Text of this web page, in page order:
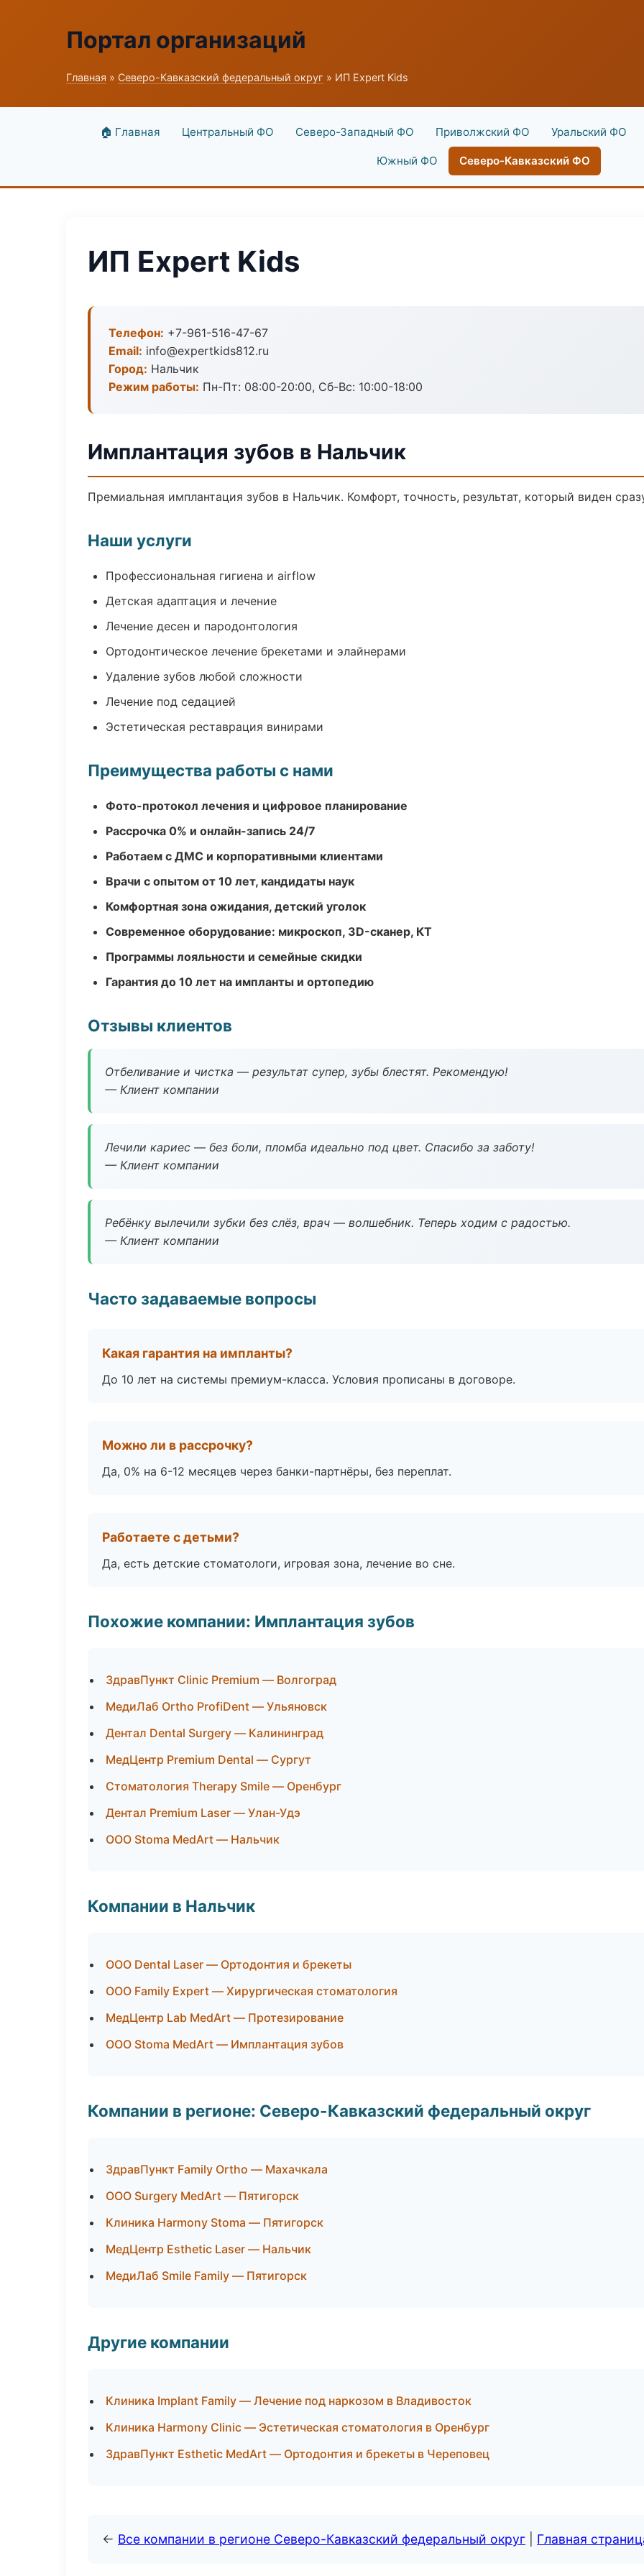
Портал организаций
Главная » Северо-Кавказский федеральный округ » ИП Expert Kids
🏠 Главная Центральный ФО Северо-Западный ФО Приволжский ФО Уральский ФО
Южный ФО Северо-Кавказский ФО
ИП Expert Kids
Телефон: +7-961-516-47-67
Email: info@expertkids812.ru
Город: Нальчик
Режим работы: Пн-Пт: 08:00-20:00, Сб-Вс: 10:00-18:00
Имплантация зубов в Нальчик
Премиальная имплантация зубов в Нальчик. Комфорт, точность, результат, который виден
Наши услуги
Профессиональная гигиена и airflow
Детская адаптация и лечение
Лечение десен и пародонтология
Ортодонтическое лечение брекетами и элайнерами
Удаление зубов любой сложности
Лечение под седацией
Эстетическая реставрация винирами
Преимущества работы с нами
Фото-протокол лечения и цифровое планирование
Рассрочка 0% и онлайн-запись 24/7
Работаем с ДМС и корпоративными клиентами
Врачи с опытом от 10 лет, кандидаты наук
Комфортная зона ожидания, детский уголок
Современное оборудование: микроскоп, 3D-сканер, КТ
Программы лояльности и семейные скидки
Гарантия до 10 лет на импланты и ортопедию
Отзывы клиентов
Отбеливание и чистка — результат супер, зубы блестят. Рекомендую!
— Клиент компании
Лечили кариес — без боли, пломба идеально под цвет. Спасибо за заботу!
— Клиент компании
Ребёнку вылечили зубки без слёз, врач — волшебник. Теперь ходим с радостью.
— Клиент компании
Часто задаваемые вопросы
Какая гарантия на импланты?
До 10 лет на системы премиум-класса. Условия прописаны в договоре.
Можно ли в рассрочку?
Да, 0% на 6-12 месяцев через банки-партнёры, без переплат.
Работаете с детьми?
Да, есть детские стоматологи, игровая зона, лечение во сне.
Похожие компании: Имплантация зубов
ЗдравПункт Clinic Premium — Волгоград
МедиЛаб Ortho ProfiDent — Ульяновск
Дентал Dental Surgery — Калининград
МедЦентр Premium Dental — Сургут
Стоматология Therapy Smile — Оренбург
Дентал Premium Laser — Улан-Удэ
ООО Stoma MedArt — Нальчик
Компании в Нальчик
ООО Dental Laser — Ортодонтия и брекеты
ООО Family Expert — Хирургическая стоматология
МедЦентр Lab MedArt — Протезирование
ООО Stoma MedArt — Имплантация зубов
Компании в регионе: Северо-Кавказский федеральный округ
ЗдравПункт Family Ortho — Махачкала
ООО Surgery MedArt — Пятигорск
Клиника Harmony Stoma — Пятигорск
МедЦентр Esthetic Laser — Нальчик
МедиЛаб Smile Family — Пятигорск
Другие компании
Клиника Implant Family — Лечение под наркозом в Владивосток
Клиника Harmony Clinic — Эстетическая стоматология в Оренбург
ЗдравПункт Esthetic MedArt — Ортодонтия и брекеты в Череповец
← Все компании в регионе Северо-Кавказский федеральный округ Главная